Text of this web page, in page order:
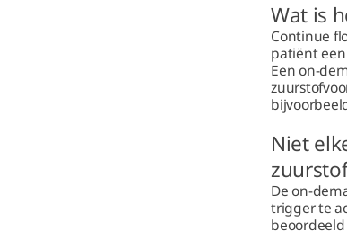
Wat is
Continue
patiënt
Een on-
Niet
De on-
trigger te